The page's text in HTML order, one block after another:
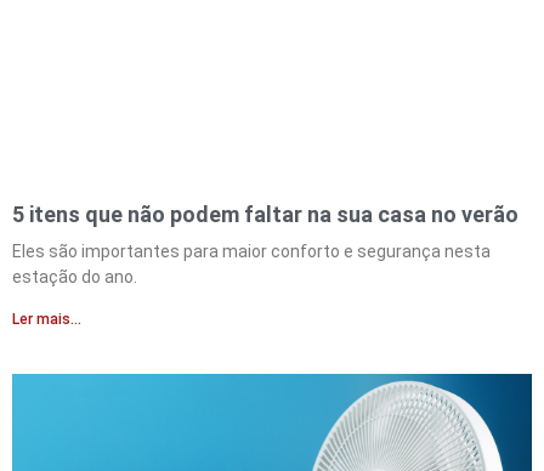
5 itens que não podem faltar na sua casa no verão
Eles são importantes para maior conforto e segurança nesta
estação do ano.
Ler mais...